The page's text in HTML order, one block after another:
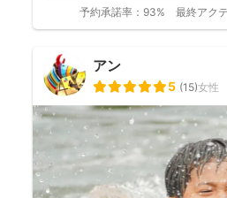
予約承諾率： 93% 最終アク
アン
5 (15)女性